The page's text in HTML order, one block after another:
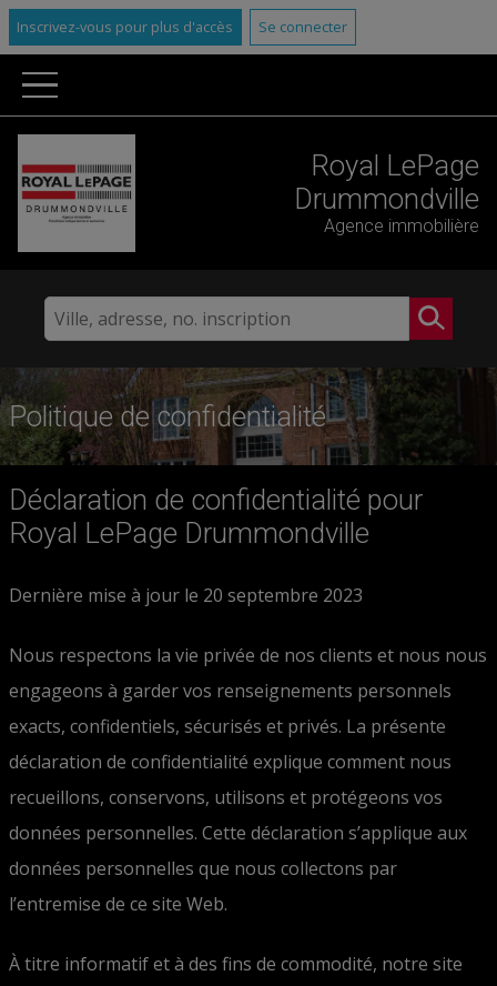
Inscrivez-vous pour plus d'accès Se connecter
Royal LePage
Drummondville
Agence immobilière
Politique de confidentialité
Déclaration de confidentialité pour
Royal LePage Drummondville
Dernière mise à jour le 20 septembre 2023
Nous respectons la vie privée de nos clients et nous nous
engageons à garder vos renseignements personnels
exacts, confidentiels, sécurisés et privés. La présente
déclaration de confidentialité explique comment nous
recueillons, conservons, utilisons et protégeons vos
données personnelles. Cette déclaration s’applique aux
données personnelles que nous collectons par
l’entremise de ce site Web.
À titre informatif et à des fins de commodité, notre site